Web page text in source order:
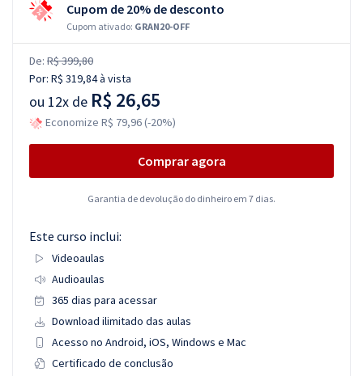
Cupom de 20% de desconto
Cupom ativado: GRAN20-OFF
De: R$ 399,80
Por: R$ 319,84à vista
ou 12x de R$ 26,65
Economize R$ 79,96 (-20%)
Comprar agora
Garantia de devolução do dinheiro em 7 dias.
Este curso inclui:
Videoaulas
Audioaulas
365 dias para acessar
Download ilimitado das aulas
Acesso no Android, iOS, Windows e Mac
Certificado de conclusão